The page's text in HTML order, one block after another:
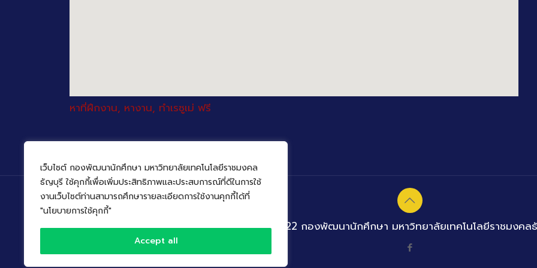
เว็บไซต์ กองพัฒนานักศึกษา มหาวิทยาลัยเทคโนโลยีราชมงคล
ธัญบุรี ใช้คุกกี้เพื่อเพิ่มประสิทธิภาพและประสบการณ์ที่ดีในการใช้
งานเว็บไซต์ท่านสามารถศึกษารายละเอียดการใช้งานคุกกี้ได้ที่
"นโยบายการใช้คุกกี้"
Accept all
หาที่ฝึกงาน, หางาน, ทำเรซูเม่ ฟรี
© 2022 กองพัฒนานักศึกษา มหาวิทยาลัยเทคโนโลยีราชมงค